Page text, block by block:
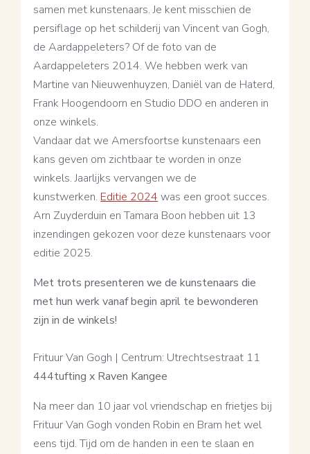
samen met kunstenaars. Je kent misschien de
persiflage op het schilderij van Vincent van Gogh,
de Aardappeleters? Of de foto van de
Aardappeleters 2014. We hebben werk van
Martine van Nieuwenhuyzen, Daniël van de Haterd,
Frank Hoogendoorn en Studio DDO en anderen in
onze winkels.
Vandaar dat we Amersfoortse kunstenaars een
kans geven om zichtbaar te worden in onze
winkels. Jaarlijks vervangen we de
kunstwerken. Editie 2024 was een groot succes.
Arn Zuyderduin en Tamara Boon hebben uit 13
inzendingen gekozen voor deze kunstenaars voor
editie 2025.
Met trots presenteren we de kunstenaars die
met hun werk vanaf begin april te bewonderen
zijn in de winkels!
Frituur Van Gogh | Centrum: Utrechtsestraat 11
444tufting x Raven Kangee
Na meer dan 10 jaar vol vriendschap en frietjes bij
Frituur Van Gogh vonden Robin en Bram het wel
eens tijd. Tijd om de handen in een te slaan en